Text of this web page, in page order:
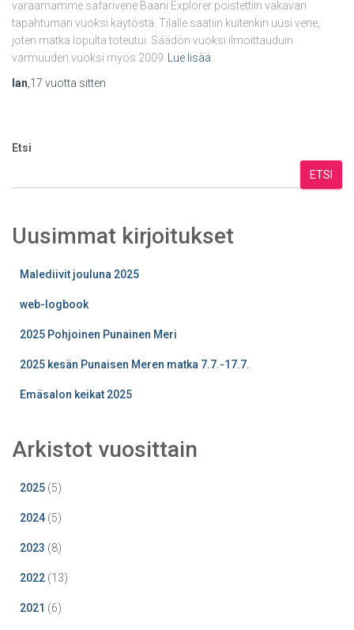
varaamamme safarivene Baani Explorer poistettiin vakavan
tapahtuman vuoksi käytöstä. Tilalle saatiin kuitenkin uusi vene,
joten matka lopulta toteutui. Säädön vuoksi ilmoittauduin
varmuuden vuoksi myös 2009
Lue lisää
Ian 17 vuotta sitten
Etsi
ETSI
Uusimmat kirjoitukset
Malediivit jouluna 2025
web-logbook
2025 Pohjoinen Punainen Meri
2025 kesän Punaisen Meren matka 7.7.-17.7.
Emäsalon keikat 2025
Arkistot vuosittain
2025 (5)
2024 (5)
2023 (8)
2022 (13)
2021 (6)